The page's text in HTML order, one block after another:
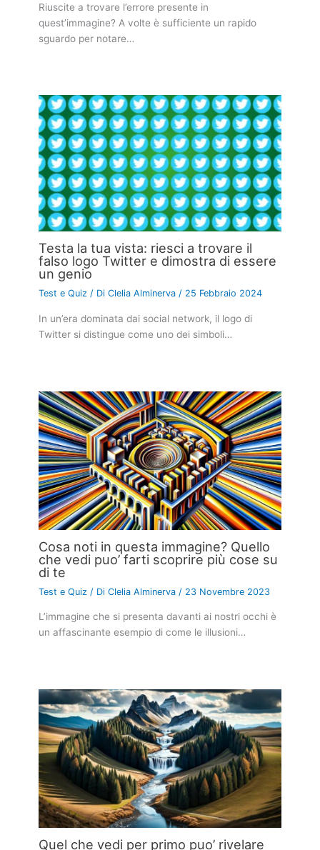
Riuscite a trovare l’errore presente in
quest’immagine? A volte è sufficiente un rapido
sguardo per notare…
Testa la tua vista: riesci a trovare il
falso logo Twitter e dimostra di essere
un genio
Test e Quiz / DiClelia Alminerva/ 25 Febbraio 2024
In un’era dominata dai social network, il logo di
Twitter si distingue come uno dei simboli…
Cosa noti in questa immagine? Quello
che vedi puo’ farti scoprire più cose su
di te
Test e Quiz / DiClelia Alminerva / 23 Novembre 2023
L’immagine che si presenta davanti ai nostri occhi è
un affascinante esempio di come le illusioni…
Quel che vedi per primo puo’ rivelare